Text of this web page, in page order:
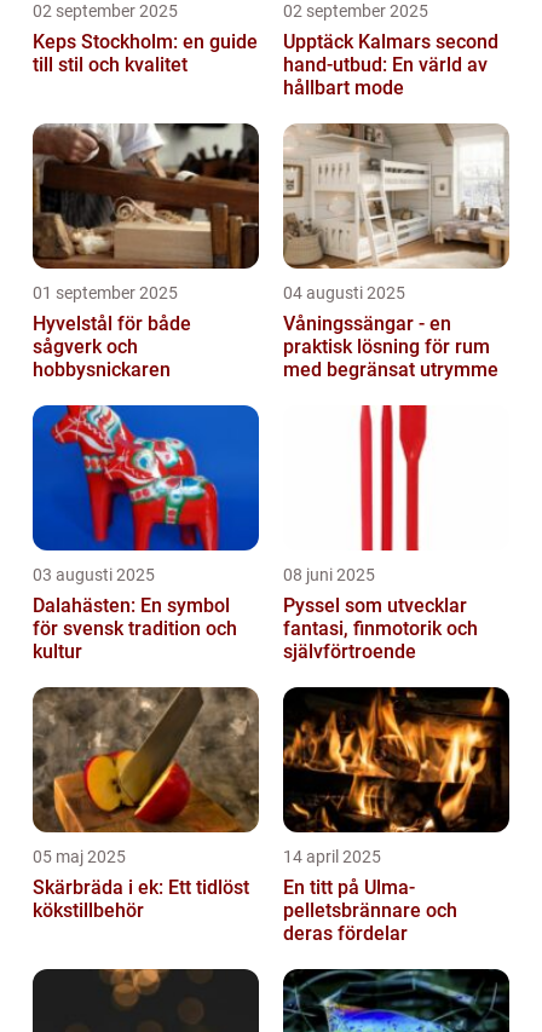
02 september 2025
Keps Stockholm: en guide
till stil och kvalitet
02 september 2025
Upptäck Kalmars second
hand-utbud: En värld av
hållbart mode
01 september 2025
Hyvelstål för både
sågverk och
hobbysnickaren
04 augusti 2025
Våningssängar - en
praktisk lösning för rum
med begränsat utrymme
03 augusti 2025
Dalahästen: En symbol
för svensk tradition och
kultur
08 juni 2025
Pyssel som utvecklar
fantasi, finmotorik och
självförtroende
05 maj 2025
Skärbräda i ek: Ett tidlöst
kökstillbehör
14 april 2025
En titt på Ulma-
pelletsbrännare och
deras fördelar